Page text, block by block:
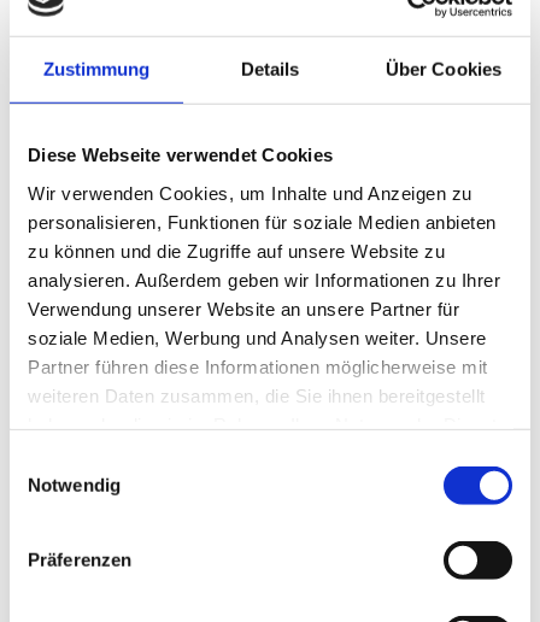
Zustimmung Details Über Cookies
Diese Webseite verwendet Cookies
Wir verwenden Cookies, um Inhalte und Anzeigen zu
personalisieren, Funktionen für soziale Medien anbieten
zu können und die Zugriffe auf unsere Website zu
analysieren. Außerdem geben wir Informationen zu Ihrer
Verwendung unserer Website an unsere Partner für
soziale Medien, Werbung und Analysen weiter. Unsere
Partner führen diese Informationen möglicherweise mit
weiteren Daten zusammen, die Sie ihnen bereitgestellt
Notwendig
Präferenzen
wissenschaftlichen Vorlesungen und die Herausgabe einer
Zeitschrift sind Arbeitsschwerpunkte.
1. Oktober 2026
wird eine Mitarbeiterin oder ein Mitarbeiter für
das kleine Team gesucht.
Eintrittstermin:Oktober 2026
Befristung:keine, jedoch 1 Monat Probezeit
Ende der Bewerbungsfrist:
1. September 2026
Entlohnung:
€ 2.737,70 brutto (Angestelltenverhältnis)
Aufgaben:
Pädagogische Betreuung von Schüler*innen und
Besuchergruppen in Workshops und
kommunikationsorientierten Begleitungen
Betreuung von Angehörigen von KZ-Opfern und KZ-
Betreuungsaufgaben im Archiv und der Bibliothek
Periodikum des Vereins
Wissenschaftliche Recherche zeitgeschichtlicher Inhalte